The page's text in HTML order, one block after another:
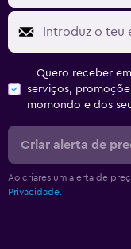
Quero receber
serviços,
momondo e dos
Criar alerta de
Ao criares um alerta de
Privacidade.